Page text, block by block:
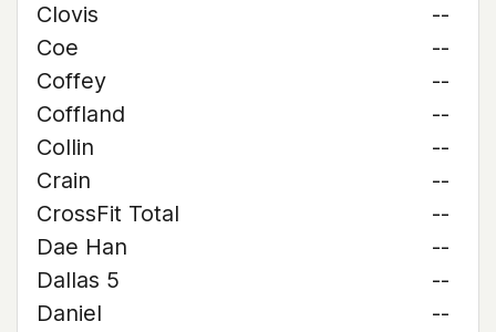
Clovis
--
Coe
--
Coffey
--
Coffland
--
Collin
--
Crain
--
CrossFit Total
--
Dae Han
--
Dallas 5
--
Daniel
--